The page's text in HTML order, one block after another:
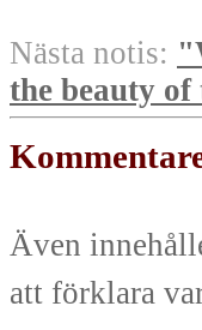
Nästa notis:
the beauty of
Även
att förklara